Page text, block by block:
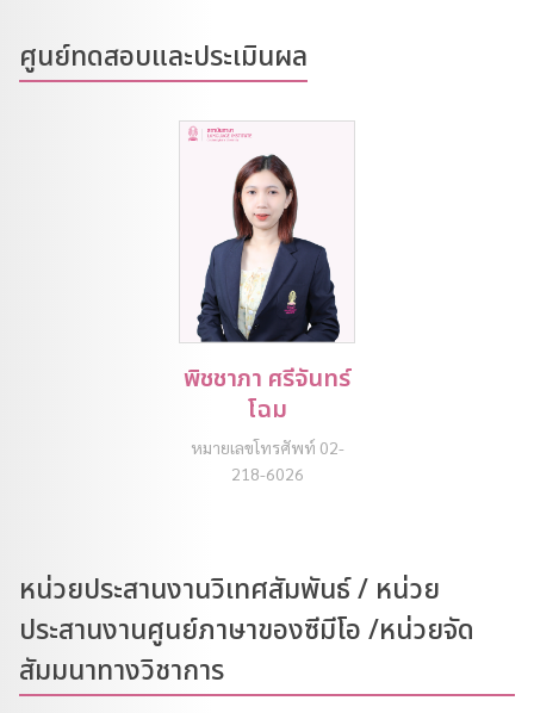
ศูนย์ทดสอบและประเมินผล
พิชชาภา ศรีจันทร์
โฉม
หมายเลขโทรศัพท์ 02-
218-6026
หน่วยประสานงานวิเทศสัมพันธ์ / หน่วย
ประสานงานศูนย์ภาษาของซีมีโอ /หน่วยจัด
สัมมนาทางวิชาการ